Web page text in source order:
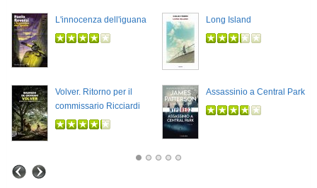
L'innocenza dell'iguana Long Island
Volver. Ritorno per il
commissario Ricciardi
Assassinio a Central Park